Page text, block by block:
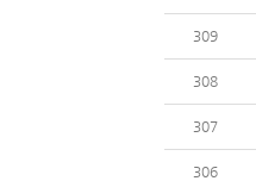
309
308
307
306